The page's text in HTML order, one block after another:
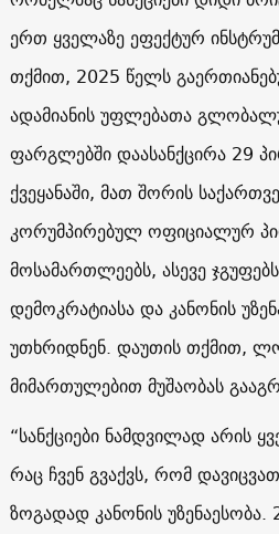
ერთ ყველაზე ეფექტურ
თქმით, 2025 წელს
ადამიანის უფლებათა
ფარგლებში დაასანქცირა 29
ქვეყანაში, მათ შორის
კორუმპირებულ ოფიციალურ
მოსამართლეებს, ასევე
დემოკრატიასა და კანონის
უთხრიდნენ. დაუთის თქმით,
მიმართულებით მუშაობას
“სანქციები ნამდვილად არის
რაც ჩვენ გვაქვს, რომ
ზოგადად კანონის უზენაესობა.